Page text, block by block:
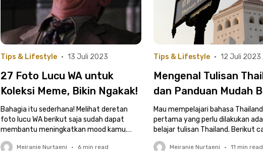
Tips & Lifestyle • 13 Juli 2023
27 Foto Lucu WA untuk
Koleksi Meme, Bikin Ngakak!
Bahagia itu sederhana! Melihat deretan
foto lucu WA berikut saja sudah dapat
membantu meningkatkan mood kamu.
Bagikan ke grup WA kamu, ya!
Meiranie Nurtaeni • 6min read
Tips & Lifestyle • 12 Juli 2023
Mengenal Tulisan
dan Panduan Mudah
Bahasanya
Mau mempelajari bahasa
pertama yang perlu dilakukan
belajar tulisan Thailand. Berikut
Meiranie Nurtaeni • 11 min read